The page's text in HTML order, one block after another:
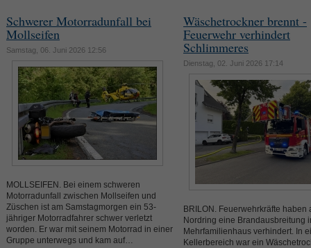
Schwerer Motorradunfall bei
Mollseifen
Samstag, 06. Juni 2026 12:56
MOLLSEIFEN. Bei einem schweren
Motorradunfall zwischen Mollseifen und
Züschen ist am Samstagmorgen ein 53-
jähriger Motorradfahrer schwer verletzt
worden. Er war mit seinem Motorrad in einer
Gruppe unterwegs und kam auf…
Wäschetrockner brennt -
Feuerwehr verhindert
Schlimmeres
Dienstag, 02. Juni 2026 17:14
BRILON. Feuerwehrkräfte haben
Nordring eine Brandausbreitung
Mehrfamilienhaus verhindert. In
Kellerbereich war ein